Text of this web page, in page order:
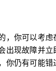
你可以考
出现故障并
你仍有可能